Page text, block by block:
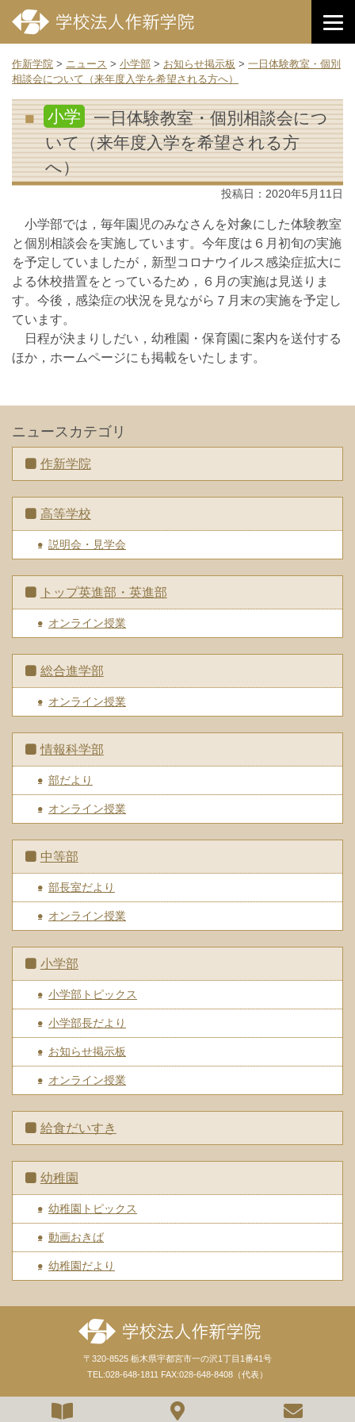
作新学院 > ニュース > 小学部 > お知らせ掲示板 > 一日体験教室・個別
相談会について（来年度入学を希望される方へ）
小学
一日体験教室・個別相談会につ
いて（来年度入学を希望される方
へ）
投稿日： 2020年5月11日
小学部では，毎年園児のみなさんを対象にした体験教室
と個別相談会を実施しています。今年度は６月初旬の実施
を予定していましたが，新型コロナウイルス感染症拡大に
よる休校措置をとっているため，６月の実施は見送りま
す。今後，感染症の状況を見ながら７月末の実施を予定し
ています。
日程が決まりしだい，幼稚園・保育園に案内を送付する
ほか，ホームページにも掲載をいたします。
ニュースカテゴリ
作新学院
高等学校
説明会・見学会
トップ英進部・英進部
オンライン授業
総合進学部
オンライン授業
情報科学部
部だより
オンライン授業
中等部
部長室だより
オンライン授業
小学部
小学部トピックス
小学部長だより
お知らせ掲示板
オンライン授業
給食だいすき
幼稚園
幼稚園トピックス
動画おきば
幼稚園だより
〒320-8525 栃木県宇都宮市一の沢1丁目1番41号
TEL:028-648-1811 FAX:028-648-8408（代表）